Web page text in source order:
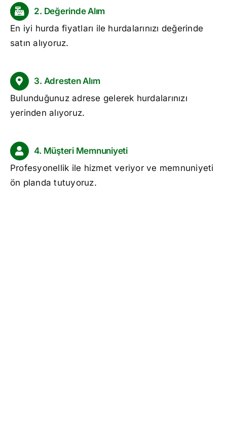
2. Değerinde Alım
En iyi hurda fiyatları ile hurdalarınızı değerinde
satın alıyoruz.
3. Adresten Alım
Bulunduğunuz adrese gelerek hurdalarınızı
yerinden alıyoruz.
4. Müşteri Memnuniyeti
Profesyonellik ile hizmet veriyor ve memnuniyeti
ön planda tutuyoruz.